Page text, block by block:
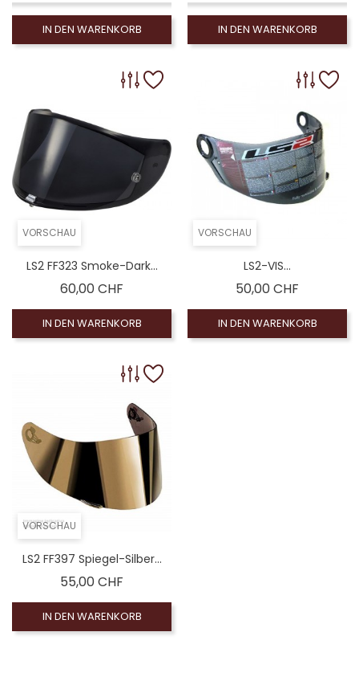
IN DEN WARENKORB IN DEN WARENKORB
VORSCHAU
LS2 FF323 Smoke-Dark...
60,00 CHF
IN DEN WARENKORB
VORSCHAU
LS2-VIS...
50,00 CHF
IN DEN WARENKORB
VORSCHAU
LS2 FF397 Spiegel-Silber...
55,00 CHF
IN DEN WARENKORB